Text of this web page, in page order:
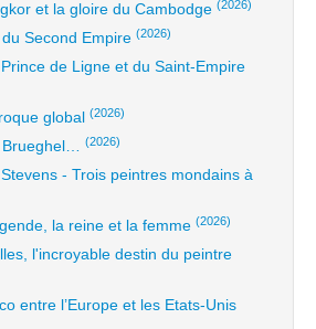
et la gloire du Cambodge (2026)
Second Empire (2026)
de Ligne et du Saint-Empire
global (2026)
(2026)
- Trois peintres mondains à
la reine et la femme (2026)
l'incroyable destin du peintre
entre l’Europe et les Etats-Unis